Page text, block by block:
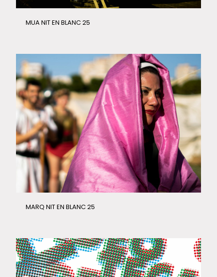
MUA NIT EN BLANC 25
MARQ NIT EN BLANC 25